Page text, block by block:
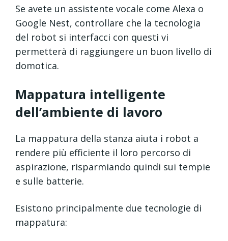
Se avete un assistente vocale come Alexa o
Google Nest, controllare che la tecnologia
del robot si interfacci con questi vi
permetterà di raggiungere un buon livello di
domotica.
Mappatura intelligente
dell’ambiente di lavoro
La mappatura della stanza aiuta i robot a
rendere più efficiente il loro percorso di
aspirazione, risparmiando quindi sui tempie
e sulle batterie.
Esistono principalmente due tecnologie di
mappatura: